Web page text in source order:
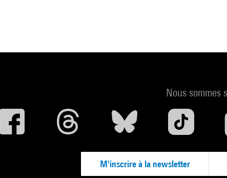
Nous sommes
M'inscrire à la newsletter